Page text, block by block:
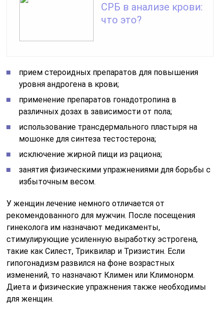
СРБ в анализе крови:
что это?
прием стероидных препаратов для повышения
уровня андрогена в крови;
применение препаратов гонадотропина в
различных дозах в зависимости от пола;
использование трансдермального пластыря на
мошонке для синтеза тестостерона;
исключение жирной пищи из рациона;
занятия физическими упражнениями для борьбы с
избыточным весом.
У женщин лечение немного отличается от
рекомендованного для мужчин. После посещения
гинеколога им назначают медикаменты,
стимулирующие усиленную выработку эстрогена,
такие как Силест, Триквилар и Тризистин. Если
гипогонадизм развился на фоне возрастных
изменений, то назначают Климен или Климонорм.
Диета и физические упражнения также необходимы
для женщин.